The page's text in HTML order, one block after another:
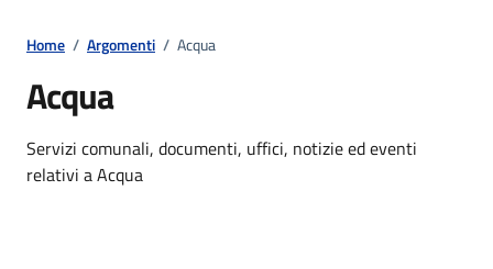
Home / Argomenti / Acqua
Acqua
Dettagli dell'argomento
Servizi comunali, documenti, uffici, notizie ed eventi
relativi a Acqua